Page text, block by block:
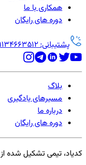
همکاری با ما
دوره های رایگان
پشتیبانی: 09134663512
بلاگ
مسیرهای یادگیری
درباره ما
دوره های رایگان
کدیاد، تیمی تشکیل شده